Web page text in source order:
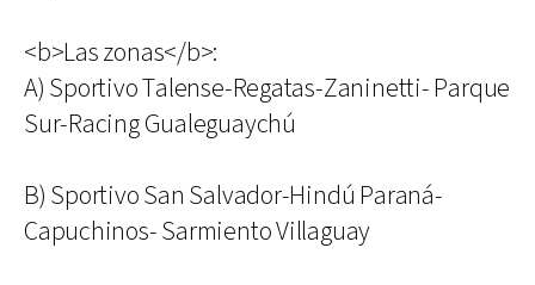
<b>Las zonas</b>:
A) Sportivo Talense-Regatas-Zaninetti- Parque
Sur-Racing Gualeguaychú
B) Sportivo San Salvador-Hindú Paraná-
Capuchinos- Sarmiento Villaguay